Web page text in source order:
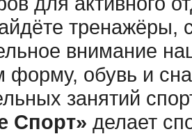
тренажёры,
внимание
форму, обувь и
занятий
Спорт» делает